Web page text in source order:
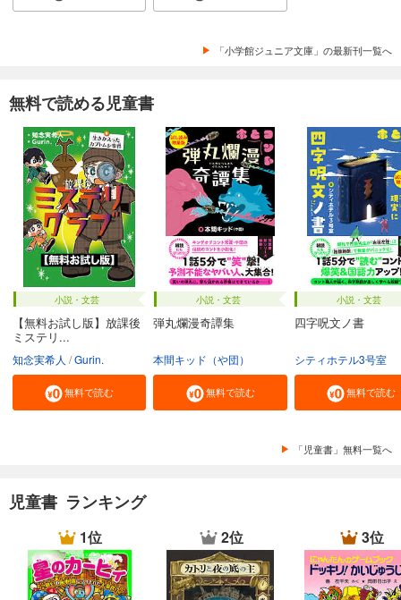
「小学館ジュニア文庫」の最新刊一覧へ
無料で読める児童書
小説・文芸
【無料お試し版】放課後
ミステリ...
知念実希人 Gurin.
無料で読む
小説・文芸
弾丸爛漫奇譚集
本間キッド（や団）
無料で読む
小説・文芸
四字呪文ノ書
シティホテル3号室
無料で読む
「児童書」無料一覧へ
児童書 ランキング
1位 2位 3位